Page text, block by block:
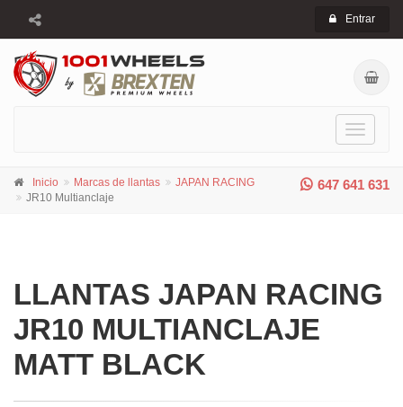
Entrar
Toggle
647 641 631
Inicio Marcas de llantas
JAPAN RACING
JR10 Multianclaje
LLANTAS JAPAN RACING
JR10 MULTIANCLAJE
MATT BLACK